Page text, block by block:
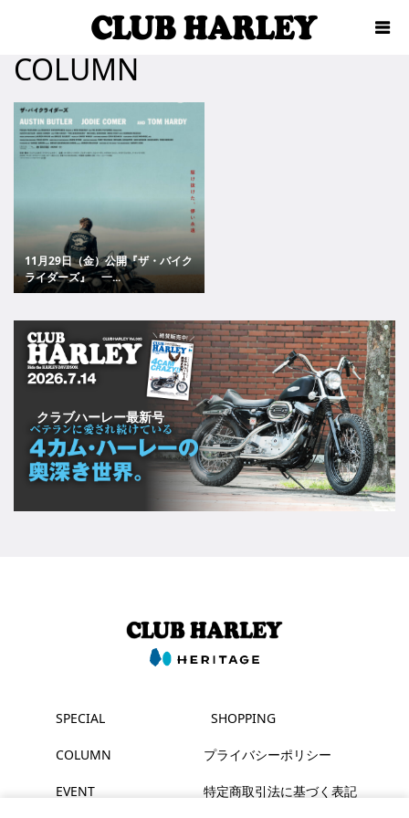
COLUMN
11月29日（金）公開『ザ・バイク
ライダーズ』 一...
クラブハーレー最新号
SPECIAL
COLUMN
EVENT
SHOPPING
プライバシーポリシー
特定商取引法に基づく表記